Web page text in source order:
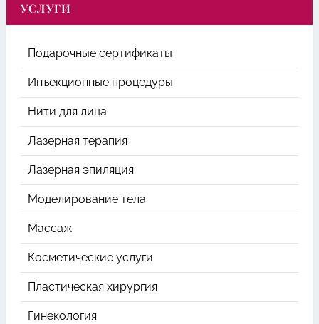
УСЛУГИ
Подарочные сертификаты
Инъекционные процедуры
Нити для лица
Лазерная терапия
Лазерная эпиляция
Моделирование тела
Массаж
Косметические услуги
Пластическая хирургия
Гинекология